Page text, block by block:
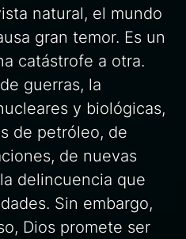
natural, el mundo
gran temor. Es un
catástrofe a otra.
guerras, la
y biológicas,
de petróleo, de
de nuevas
delincuencia que
Sin embargo,
Dios promete ser